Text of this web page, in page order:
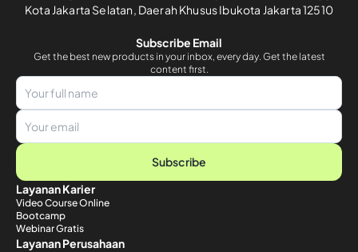
Kota Jakarta Selatan, Daerah Khusus Ibukota Jakarta 12510
Subscribe Email
Get the best new products in your inbox, every day. Get the latest
content first.
Subscribe
Layanan Karier
Video Course Online
Bootcamp
Webinar Gratis
Layanan Perusahaan